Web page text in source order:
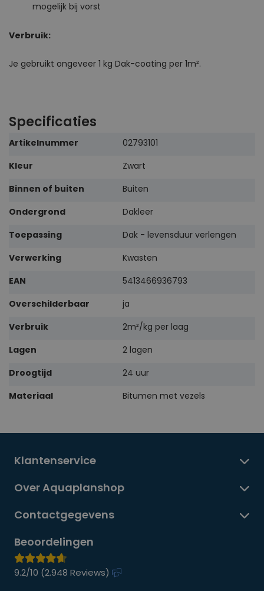
mogelijk bij vorst
Verbruik:
Je gebruikt ongeveer 1 kg Dak-coating per 1m².
Specificaties
Meer
Artikelnummer
02793101
Kleur
Zwart
Binnen of buiten
Buiten
Ondergrond
Dakleer
Toepassing
Dak - levensduur verlengen
Verwerking
Kwasten
EAN
5413466936793
Overschilderbaar
ja
Verbruik
2m²/kg per laag
Lagen
2 lagen
Droogtijd
24 uur
Materiaal
Bitumen met vezels
Klantenservice
Over Aquaplanshop
Contactgegevens
Beoordelingen
9.2/10 (2.948 Reviews)